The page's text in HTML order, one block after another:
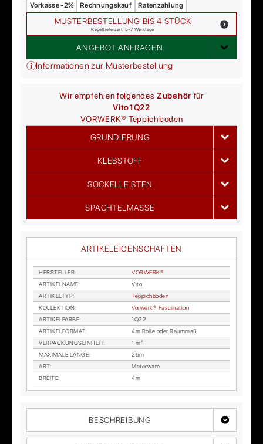
Vorkasse -2% Rechnungskauf Ratenzahlung
MUSTERBESTELLUNG BIS 4 STÜCK
Regellieferzeit: 5-7 Werktage
ANGEBOT ANFRAGEN
Informationen zur Musterbestellung
Wir empfehlen folgendesZubehör für
Vito1Q22
VORWERK® Teppichboden
GRUNDIERUNG
KLEBSTOFF
SOCKELLEISTEN
SPACHTELMASSE
ARTIKELEIGENSCHAFTEN
HER­STEL­LER:
VOR­WER­K®
AR­TI­KEL­NA­ME:
Vito
AR­TI­KEL­TYP:
Tep­pich­bo­den
KOL­LEK­TI­ON:
Vor­wer­k® Fa­sci­na­ti­on
AR­TI­KEL­FAR­BE:
1Q22
AR­TI­KEL­FOR­MAT:
4m Rol­le oder Raum­maß
VER­PA­CKUNGS­EIN­HEIT:
1 m²
MA­XI­MA­LE LÄN­GE:
25m
ART:
Me­ter­wa­re
BREI­TE: 4m
BESCHREIBUNG